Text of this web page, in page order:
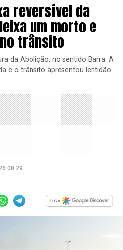
reversível da
um morto e
trânsito
da Abolição, no sentido Barra. A
e o trânsito apresentou lentidão
08:29